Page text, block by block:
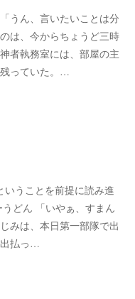
うん、言いたいことは分
は、今からちょうど三時
者執務室には、部屋の主
っていた。…
いうことを前提に読み進
ん 「いやぁ、すまん
みは、本日第一部隊で出
出払っ…